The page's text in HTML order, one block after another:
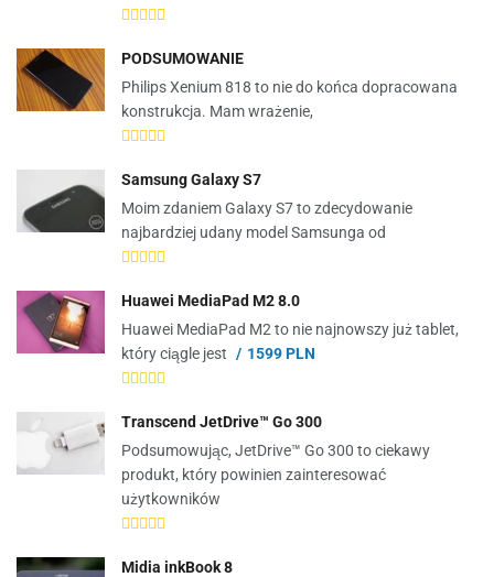
PODSUMOWANIE
Philips Xenium 818 to nie do końca dopracowana
konstrukcja. Mam wrażenie,
Samsung Galaxy S7
Moim zdaniem Galaxy S7 to zdecydowanie
najbardziej udany model Samsunga od
Huawei MediaPad M2 8.0
Huawei MediaPad M2 to nie najnowszy już tablet,
który ciągle jest
1599 PLN
Transcend JetDrive™ Go 300
Podsumowując, JetDrive™ Go 300 to ciekawy
produkt, który powinien zainteresować
użytkowników
Midia inkBook 8